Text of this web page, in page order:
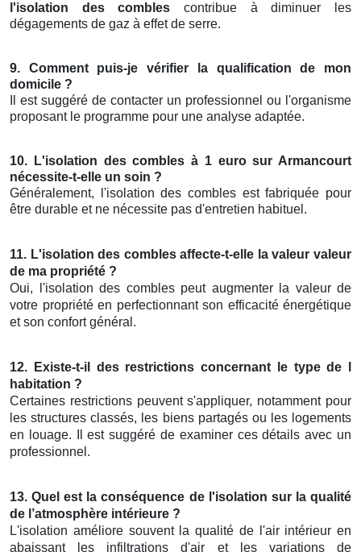
l'isolation des combles contribue à diminuer les
dégagements de gaz à effet de serre.
9. Comment puis-je vérifier la qualification de mon
domicile ?
Il est suggéré de contacter un professionnel ou l'organisme
proposant le programme pour une analyse adaptée.
10. L'isolation des combles à 1 euro sur Armancourt
nécessite-t-elle un soin ?
Généralement, l'isolation des combles est fabriquée pour
être durable et ne nécessite pas d'entretien habituel.
11. L'isolation des combles affecte-t-elle la valeur valeur
de ma propriété ?
Oui, l'isolation des combles peut augmenter la valeur de
votre propriété en perfectionnant son efficacité énergétique
et son confort général.
12. Existe-t-il des restrictions concernant le type de l
habitation ?
Certaines restrictions peuvent s'appliquer, notamment pour
les structures classés, les biens partagés ou les logements
en louage. Il est suggéré de examiner ces détails avec un
professionnel.
13. Quel est la conséquence de l'isolation sur la qualité
de l’atmosphère intérieure ?
L'isolation améliore souvent la qualité de l'air intérieur en
abaissant les infiltrations d'air et les variations de